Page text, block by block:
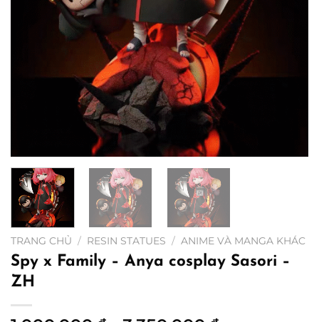
TRANG CHỦ / RESIN STATUES / ANIME VÀ MANGA KHÁC
Spy x Family – Anya cosplay Sasori –
ZH